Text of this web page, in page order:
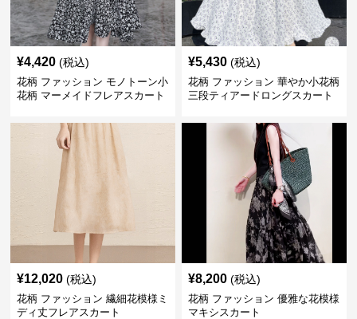
¥4,420 (税込)
花柄 ファッション モノトーン小
花柄 マーメイドフレアスカート
¥5,430 (税込)
花柄 ファッション 華やか小花柄
三段ティアードロングスカート
¥12,020 (税込)
花柄 ファッション 繊細花模様ミ
ディ丈フレアスカート
¥8,200 (税込)
花柄 ファッション 優雅な花模様
マキシスカート